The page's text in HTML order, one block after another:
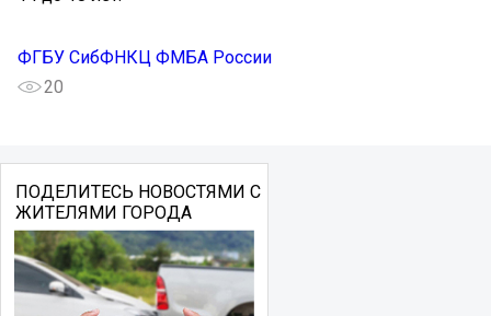
ФГБУ СибФНКЦ ФМБА России
20
ПОДЕЛИТЕСЬ НОВОСТЯМИ С
ЖИТЕЛЯМИ ГОРОДА